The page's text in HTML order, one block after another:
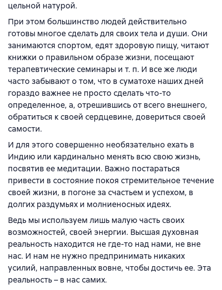
цельной натурой.
При этом большинство людей действительно
готовы многое сделать для своих тела и души. Они
занимаются спортом, едят здоровую пищу, читают
книжки о правильном образе жизни, посещают
терапевтические семинары и т. п. И все же люди
часто забывают о том, что в суматохе наших дней
гораздо важнее не просто сделать что-то
определенное, а, отрешившись от всего внешнего,
обратиться к своей сердцевине, довериться своей
самости.
И для этого совершенно необязательно ехать в
Индию или кардинально менять всю свою жизнь,
посвятив ее медитации. Важно постараться
привести в состояние покоя стремительное течение
своей жизни, в погоне за счастьем и успехом, в
долгих раздумьях и молниеносных идеях.
Ведь мы используем лишь малую часть своих
возможностей, своей энергии. Высшая духовная
реальность находится не где-то над нами, не вне
нас. И нам не нужно предпринимать никаких
усилий, направленных вовне, чтобы достичь ее. Эта
реальность – в нас самих.